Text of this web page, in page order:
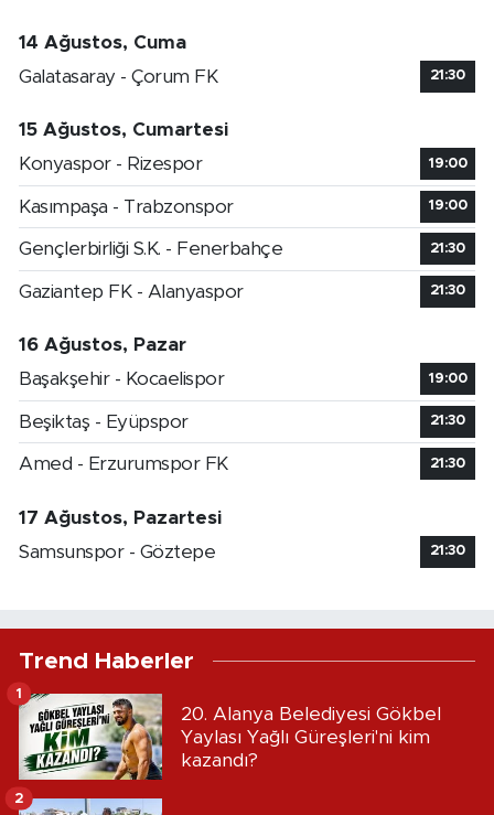
14 Ağustos, Cuma
Galatasaray - Çorum FK
21:30
15 Ağustos, Cumartesi
Konyaspor - Rizespor
19:00
Kasımpaşa - Trabzonspor 19:00
Gençlerbirliği S.K. - Fenerbahçe 21:30
Gaziantep FK - Alanyaspor 21:30
16 Ağustos, Pazar
Başakşehir - Kocaelispor
19:00
Beşiktaş - Eyüpspor 21:30
Amed - Erzurumspor FK 21:30
17 Ağustos, Pazartesi
Samsunspor - Göztepe
21:30
Trend Haberler
20. Alanya Belediyesi Gökbel
Yaylası Yağlı Güreşleri'ni kim
kazandı?
1
2